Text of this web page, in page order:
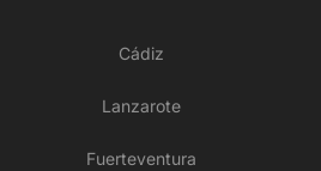
Cádiz
Lanzarote
Fuerteventura